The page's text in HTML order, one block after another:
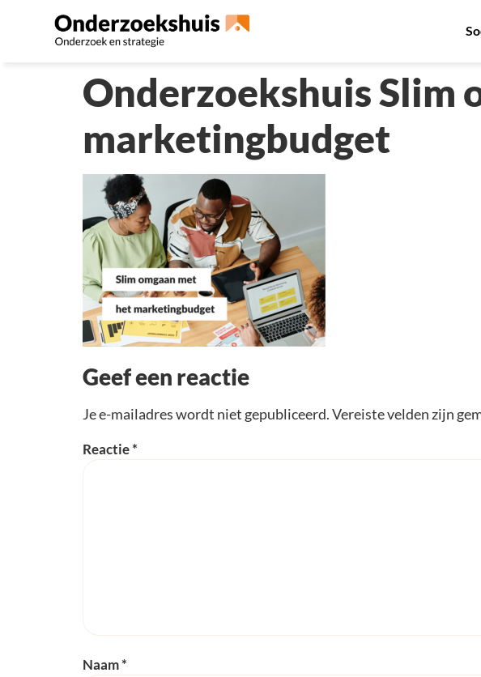
Onderzoekshuis Slim
marketingbudget
Geef een reactie
Je e-mailadres wordt niet gepubliceerd.Vereiste velden zijn
Reactie*
Naam*